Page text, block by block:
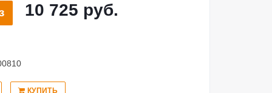
10 725 руб.
КУПИТЬ